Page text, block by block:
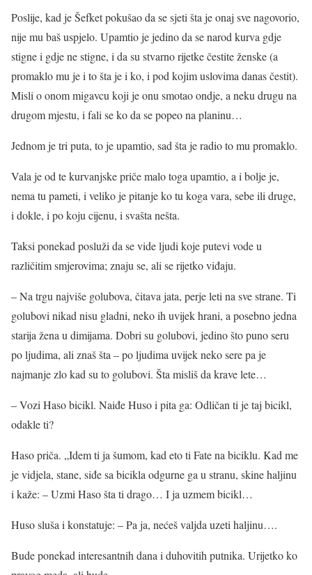
Poslije, kad je Šefket pokušao da se sjeti šta je onaj sve nagovorio,
nije mu baš uspjelo. Upamtio je jedino da se narod kurva gdje
stigne i gdje ne stigne, i da su stvarno rijetke čestite ženske (a
promaklo mu je i to šta je i ko, i pod kojim uslovima danas čestit).
Misli o onom migavcu koji je onu smotao ondje, a neku drugu na
drugom mjestu, i fali se ko da se popeo na planinu…
Jednom je tri puta, to je upamtio, sad šta je radio to mu promaklo.
Vala je od te kurvanjske priče malo toga upamtio, a i bolje je,
nema tu pameti, i veliko je pitanje ko tu koga vara, sebe ili druge,
i dokle, i po koju cijenu, i svašta nešta.
Taksi ponekad posluži da se vide ljudi koje putevi vode u
različitim smjerovima; znaju se, ali se rijetko viđaju.
– Na trgu najviše golubova, čitava jata, perje leti na sve strane. Ti
golubovi nikad nisu gladni, neko ih uvijek hrani, a posebno jedna
starija žena u dimijama. Dobri su golubovi, jedino što puno seru
po ljudima, ali znaš šta – po ljudima uvijek neko sere pa je
najmanje zlo kad su to golubovi. Šta misliš da krave lete…
– Vozi Haso bicikl. Naiđe Huso i pita ga: Odličan ti je taj bicikl,
odakle ti?
Haso priča. „Idem ti ja šumom, kad eto ti Fate na biciklu. Kad me
je vidjela, stane, siđe sa bicikla odgurne ga u stranu, skine haljinu
i kaže: – Uzmi Haso šta ti drago… I ja uzmem bicikl…
Huso sluša i konstatuje: – Pa ja, nećeš valjda uzeti haljinu….
Bude ponekad interesantnih dana i duhovitih putnika. Urijetko ko